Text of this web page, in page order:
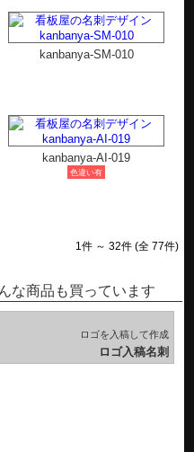
kanbanya-SM-010
kanbanya-AI-019
色違い有
1件 ～ 32件 (全 77件)
な商品も買っています
ロゴを入稿して作成
ロゴ入稿名刺